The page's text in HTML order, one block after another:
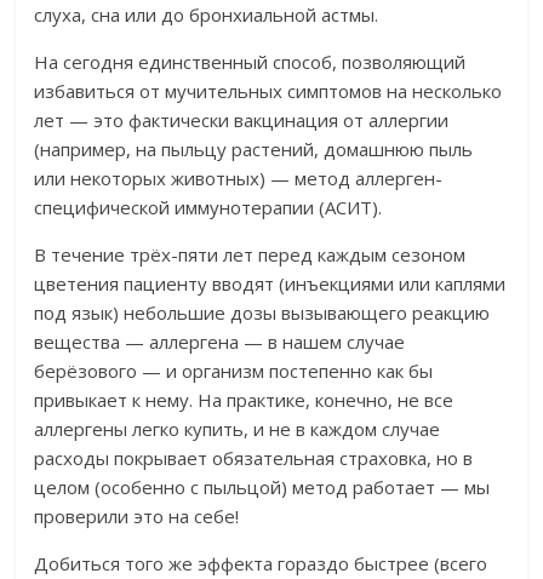
слуха, сна или до бронхиальной астмы.
На сегодня единственный способ, позволяющий
избавиться от мучительных симптомов на несколько
лет — это фактически вакцинация от аллергии
(например, на пыльцу растений, домашнюю пыль
или некоторых животных) — метод аллерген-
специфической иммунотерапии (АСИТ).
В течение трёх-пяти лет перед каждым сезоном
цветения пациенту вводят (инъекциями или каплями
под язык) небольшие дозы вызывающего реакцию
вещества — аллергена — в нашем случае
берёзового — и организм постепенно как бы
привыкает к нему. На практике, конечно, не все
аллергены легко купить, и не в каждом случае
расходы покрывает обязательная страховка, но в
целом (особенно с пыльцой) метод работает — мы
проверили это на себе!
Добиться того же эффекта гораздо быстрее (всего